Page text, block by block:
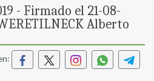
- Firmado el 21-08-
Alberto